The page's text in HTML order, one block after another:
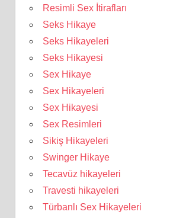
Resimli Sex İtirafları
Seks Hikaye
Seks Hikayeleri
Seks Hikayesi
Sex Hikaye
Sex Hikayeleri
Sex Hikayesi
Sex Resimleri
Sikiş Hikayeleri
Swinger Hikaye
Tecavüz hikayeleri
Travesti hikayeleri
Türbanlı Sex Hikayeleri